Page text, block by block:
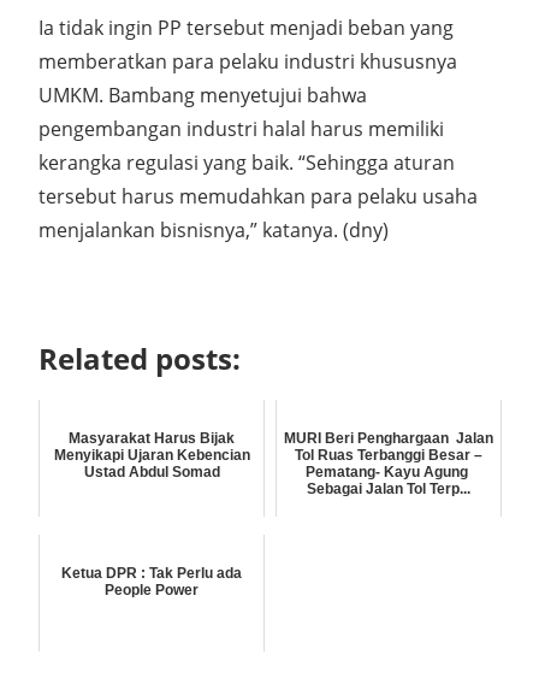
Ia tidak ingin PP tersebut menjadi beban yang
memberatkan para pelaku industri khususnya
UMKM. Bambang menyetujui bahwa
pengembangan industri halal harus memiliki
kerangka regulasi yang baik. “Sehingga aturan
tersebut harus memudahkan para pelaku usaha
menjalankan bisnisnya,” katanya. (dny)
Related posts:
Masyarakat Harus Bijak
Menyikapi Ujaran Kebencian
Ustad Abdul Somad
MURI Beri Penghargaan Jalan
Tol Ruas Terbanggi Besar –
Pematang- Kayu Agung
Sebagai Jalan Tol Terp...
Ketua DPR : Tak Perlu ada
People Power